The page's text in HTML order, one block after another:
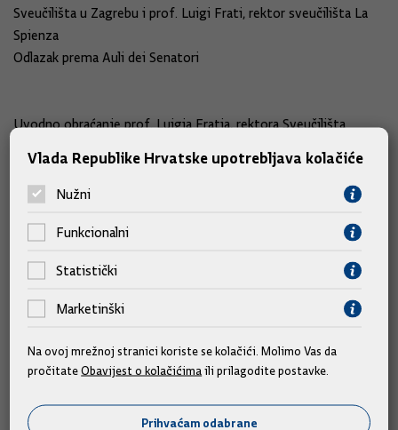
Sveučilišta u Zagrebu i prof. Luigi Frati, rektor sveučilišta La
Spienza
Odlazak prema Auli dei Senatori
Uvodno obraćanje prof. Luigia Fratia, rektora Sveučilišta
Govor dr. sc. Ive Sanadera, predsjednika Vlade RH
sastat će se s ministrom vanjskih poslova Talijanske Republike
Francom Frattinijem.
Slične vijesti
Vlada Republike Hrvatske upotrebljava kolačiće
Nužni
Funkcionalni
Statistički
Marketinški
Na ovoj mrežnoj stranici koriste se kolačići. Molimo Vas da
pročitateObavijest o kolačićima ili prilagodite postavke.
Prihvaćam odabrane